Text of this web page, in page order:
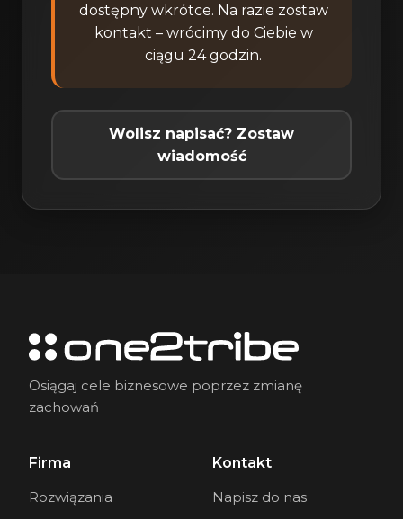
dostępny wkrótce. Na razie zostaw
kontakt – wrócimy do Ciebie w
ciągu 24 godzin.
Wolisz napisać? Zostaw
wiadomość
Osiągaj cele biznesowe poprzez zmianę
zachowań
Firma
Rozwiązania
Kontakt
Napisz do nas